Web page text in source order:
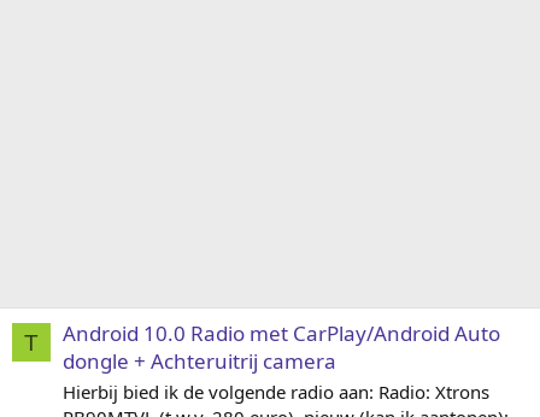
T
Android 10.0 Radio met CarPlay/Android Auto
dongle + Achteruitrij camera
Hierbij bied ik de volgende radio aan: Radio: Xtrons